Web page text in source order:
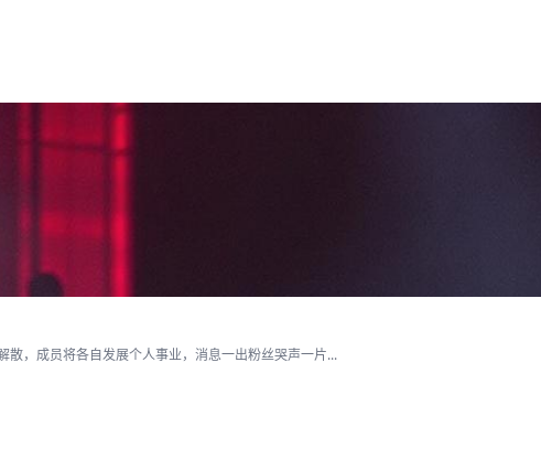
，成员将各自发展个人事业，消息一出粉丝哭声一片...